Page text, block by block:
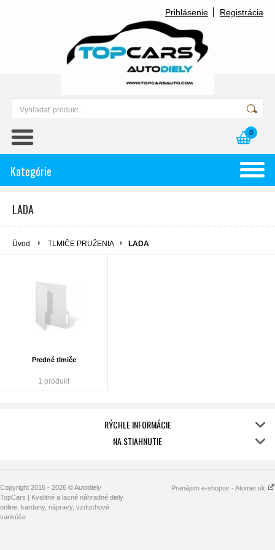
Prihlásenie Registrácia
0
Kategórie
LADA
Úvod TLMIČE PRUŽENIA LADA
Predné tlmiče
1 produkt
RÝCHLE INFORMÁCIE
NA STIAHNUTIE
Copyright 2016 - 2026 © Autodiely
TopCars | Kvalitné a lacné náhradné diely
online, kardany, nápravy, vzduchové
vankúše
Prenájom e-shopov - Atomer.sk